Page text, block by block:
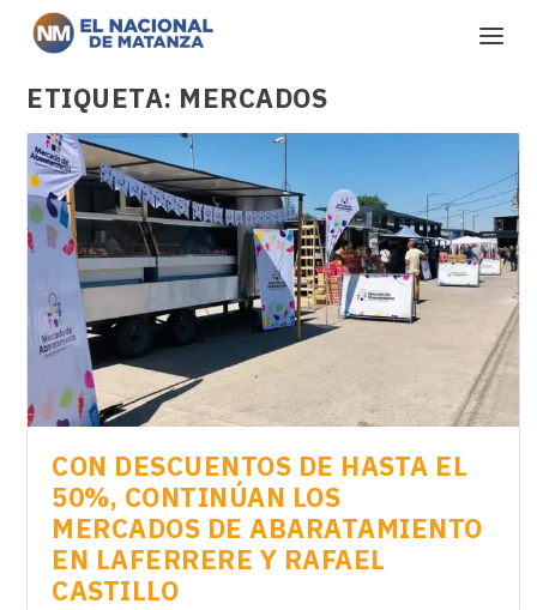
ETIQUETA: MERCADOS
CON DESCUENTOS DE HASTA EL
50%, CONTINÚAN LOS
MERCADOS DE ABARATAMIENTO
EN LAFERRERE Y RAFAEL
CASTILLO